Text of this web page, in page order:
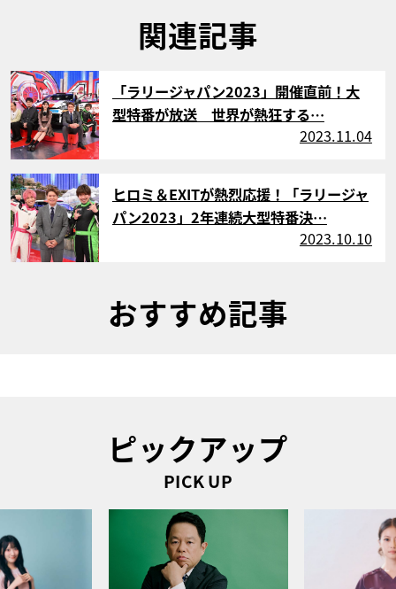
関連記事
サムネイル
「ラリージャパン2023」開催直前！大
型特番が放送 世界が熱狂する…
2023.11.04
サムネイル
ヒロミ＆EXITが熱烈応援！「ラリージャ
パン2023」2年連続大型特番決…
2023.10.10
おすすめ記事
ピックアップ
PICK UP